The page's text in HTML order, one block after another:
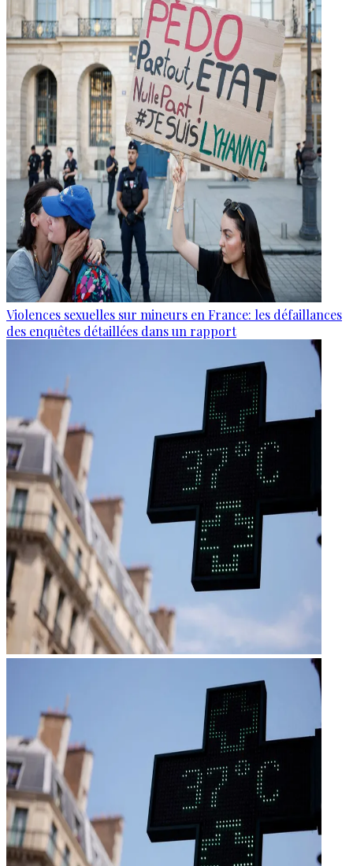
Violences sexuelles sur mineurs en France: les défaillances
des enquêtes détaillées dans un rapport